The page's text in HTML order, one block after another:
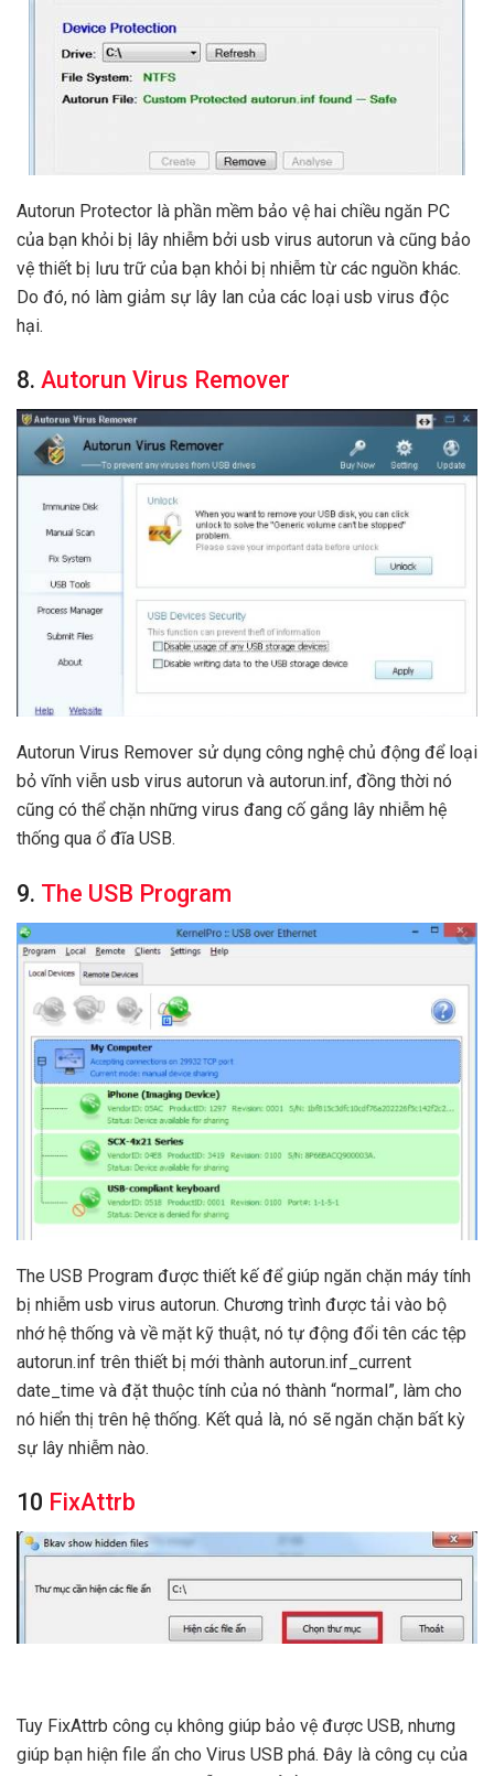
Autorun Protector là phần mềm bảo vệ hai chiều ngăn PC
của bạn khỏi bị lây nhiễm bởi usb virus autorun và cũng bảo
vệ thiết bị lưu trữ của bạn khỏi bị nhiễm từ các nguồn khác.
Do đó, nó làm giảm sự lây lan của các loại usb virus độc
hại.
8. Autorun Virus Remover
Autorun Virus Remover sử dụng công nghệ chủ động để loại
bỏ vĩnh viễn usb virus autorun và autorun.inf, đồng thời nó
cũng có thể chặn những virus đang cố gắng lây nhiễm hệ
thống qua ổ đĩa USB.
9. The USB Program
The USB Program được thiết kế để giúp ngăn chặn máy tính
bị nhiễm usb virus autorun. Chương trình được tải vào bộ
nhớ hệ thống và về mặt kỹ thuật, nó tự động đổi tên các tệp
autorun.inf trên thiết bị mới thành autorun.inf_current
date_time và đặt thuộc tính của nó thành “normal”, làm cho
nó hiển thị trên hệ thống. Kết quả là, nó sẽ ngăn chặn bất kỳ
sự lây nhiễm nào.
10 FixAttrb
Tuy FixAttrb công cụ không giúp bảo vệ được USB, nhưng
giúp bạn hiện file ẩn cho Virus USB phá. Đây là công cụ của